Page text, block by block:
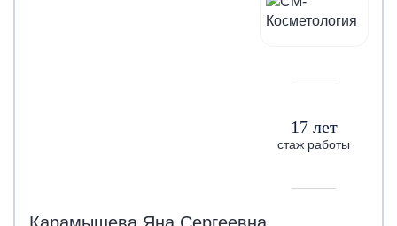
17 лет
стаж работы
Карамышева Яна Сергеевна